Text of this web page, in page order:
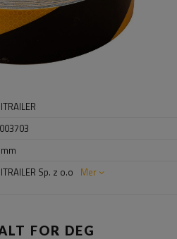
Sp. z o.o Mer
FOR DEG